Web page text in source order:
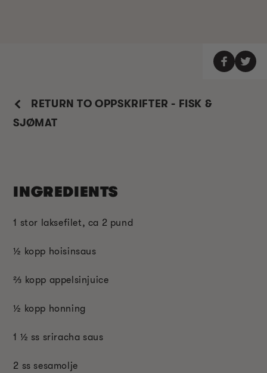
RETURN TO OPPSKRIFTER - FISK &
SJØMAT
INGREDIENTS
1 stor laksefilet, ca 2 pund
½ kopp hoisinsaus
⅔ kopp appelsinjuice
½ kopp honning
1 ½ ss sriracha saus
2 ss sesamolje